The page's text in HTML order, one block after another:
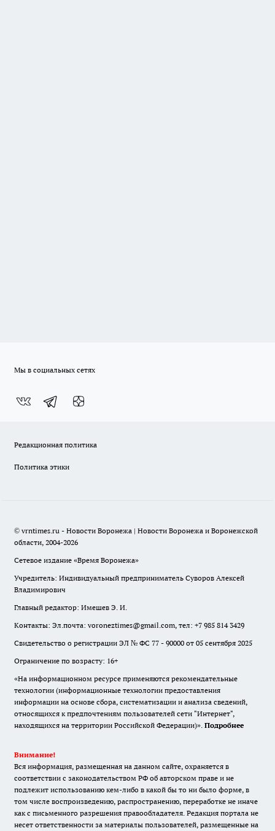
Мы в социальных сетях
Редакционная политика
Политика этики
© vrntimes.ru - Новости Воронежа | Новости Воронежа и Воронежской
области, 2004-2026
Сетевое издание «Время Воронежа»
Учредитель: Индивидуальный предприниматель Суворов Алексей
Владимирович
Главный редактор: Имешев Э. И.
Контакты: Эл.почта: voroneztimes@gmail.com, тел: +7 985 814 3429
Свидетельство о регистрации ЭЛ № ФС 77 - 90000 от 05 сентября 2025
Ограничение по возрасту: 16+
«На информационном ресурсе применяются рекомендательные
технологии (информационные технологии предоставления
информации на основе сбора, систематизации и анализа сведений,
относящихся к предпочтениям пользователей сети "Интернет",
находящихся на территории Российской Федерации)». Подробнее
Внимание!
Вся информация, размещенная на данном сайте, охраняется в
соответствии с законодательством РФ об авторском праве и не
подлежит использованию кем-либо в какой бы то ни было форме, в
том числе воспроизведению, распространению, переработке не иначе
как с письменного разрешения правообладателя. Редакция портала не
несет ответственности за материалы пользователей, размещенные на